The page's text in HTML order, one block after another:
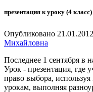
презентация к уроку (4
Опубликовано
Михайловна
Последнее 1 сентября в
Урок - презентация, где
право выбора,
урокам, выполняя